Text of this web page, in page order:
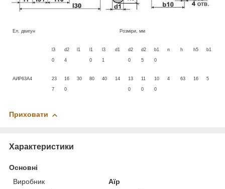
Ел. двигун Розміри, мм
l3
0
d2
4
l1 l1
0
l3
1
d1 d2
0
d2
5
b1
0
n h h5 b1
АИР63А4 23
7
16
0
30 80 40 14 13
0
11
0
10
0
4 63 16 5
Приховати
Характеристики
Основні
Виробник
Аїр